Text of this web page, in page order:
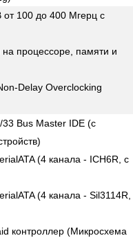
от 100 до 400 Мгерц с
процессоре, памяти и
Delay Overclocking
Bus Master IDE (с
(4 канала - ICH6R, c
(4 канала - Sil3114R,
контроллер (Микросхема